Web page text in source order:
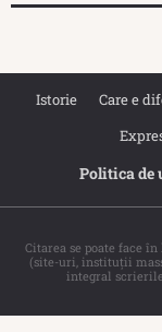
Istorie Care e
Politica de
Citarea se poate face
(site-uri, instituţii
integral